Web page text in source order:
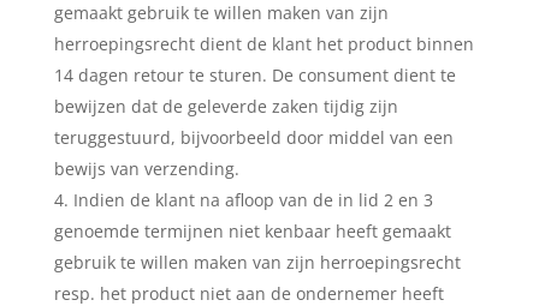
gemaakt gebruik te willen maken van zijn
herroepingsrecht dient de klant het product binnen
14 dagen retour te sturen. De consument dient te
bewijzen dat de geleverde zaken tijdig zijn
teruggestuurd, bijvoorbeeld door middel van een
bewijs van verzending.
Indien de klant na afloop van de in lid 2 en 3
genoemde termijnen niet kenbaar heeft gemaakt
gebruik te willen maken van zijn herroepingsrecht
resp. het product niet aan de ondernemer heeft